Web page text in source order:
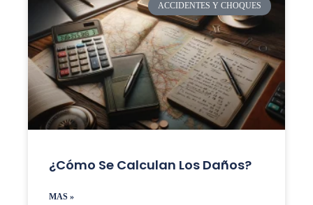
ACCIDENTES Y CHOQUES
¿Cómo Se Calculan Los Daños?
MAS »